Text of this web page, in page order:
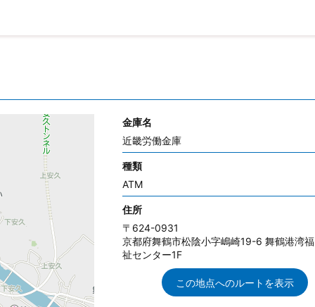
金庫名
近畿労働金庫
種類
ATM
住所
〒624-0931
京都府舞鶴市松陰小字嶋崎19-6 舞鶴港湾福
祉センター1F
この地点へのルートを表示